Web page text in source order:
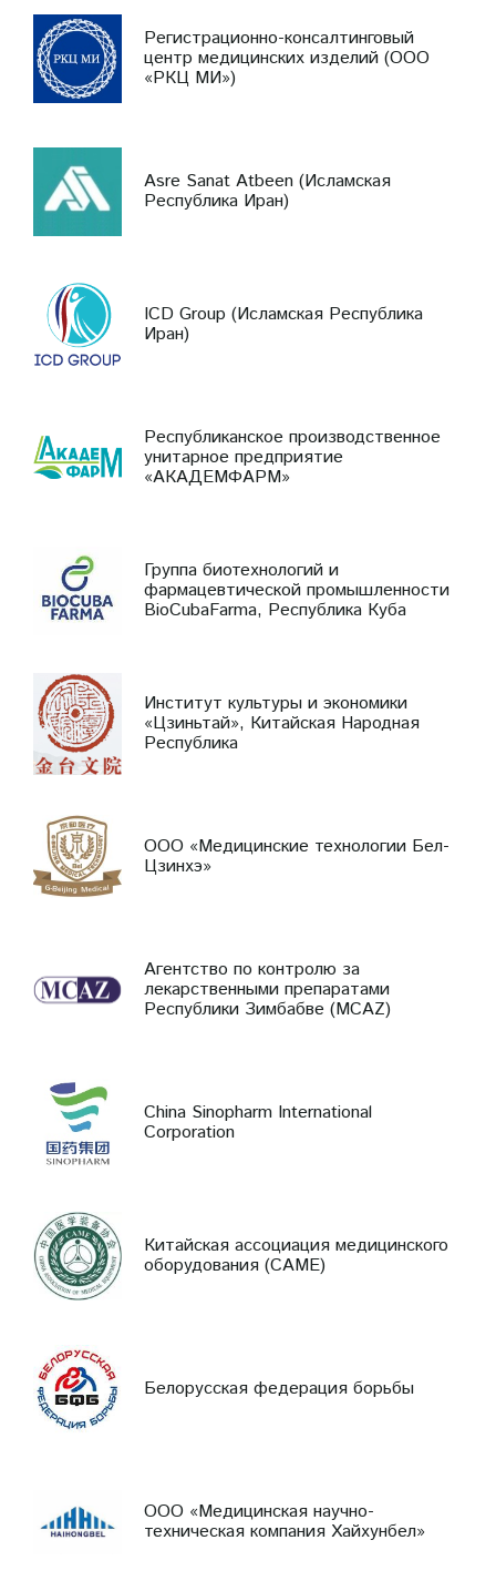
Регистрационно-консалтинговый
центр медицинских изделий (ООО
«РКЦ МИ»)
Asre Sanat Atbeen (Исламская
Республика Иран)
ICD Group (Исламская Республика
Иран)
Республиканское производственное
унитарное предприятие
«АКАДЕМФАРМ»
Группа биотехнологий и
фармацевтической промышленности
BioCubaFarma, Республика Куба
Институт культуры и экономики
«Цзиньтай», Китайская Народная
Республика
ООО «Медицинские технологии Бел-
Цзинхэ»
Агентство по контролю за
лекарственными препаратами
Республики Зимбабве (MCAZ)
China Sinopharm International
Corporation
Китайская ассоциация медицинского
оборудования (CAME)
Белорусская федерация борьбы
ООО «Медицинская научно-
техническая компания Хайхунбел»